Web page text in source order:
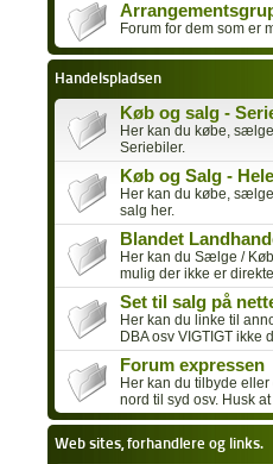
Forum for dem som er
Handelspladsen
Køb og salg -
Her kan du købe,
Seriebiler.
Køb og Salg -
Her kan du købe,
salg her.
Blandet
Her kan du Sælge /
mulig der ikke er
Set til salg på
Her kan du linke til
DBA osv VIGTIGT ikke
Forum expressen
Her kan du tilbyde
nord til syd osv. Husk
Web sites, forhandlere og links.